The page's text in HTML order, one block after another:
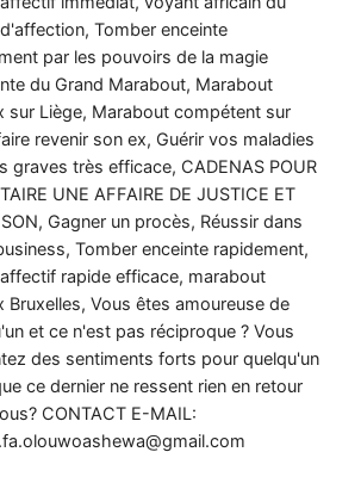
Tomber enceinte
par les pouvoirs de la magie
du Grand Marabout, Marabout
sur Liège, Marabout compétent sur
revenir son ex, Guérir vos maladies
graves très efficace, CADENAS POUR
UNE AFFAIRE DE JUSTICE ET
Gagner un procès, Réussir dans
Tomber enceinte rapidement,
rapide efficace, marabout
Bruxelles, Vous êtes amoureuse de
et ce n'est pas réciproque ? Vous
des sentiments forts pour quelqu'un
ce dernier ne ressent rien en retour
CONTACT E-MAIL: